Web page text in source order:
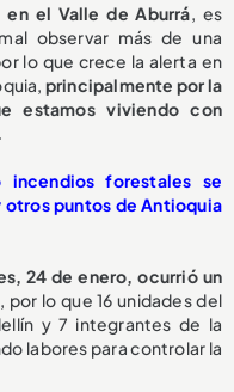
el Valle de Aburrá, es
observar más de una
lo que crece la alerta en
principalmente por la
estamos viviendo con
incendios forestales se
otros puntos de Antioquia
24 de enero, ocurrió un
, por lo que 16 unidades del
y 7 integrantes de la
labores para controlar la